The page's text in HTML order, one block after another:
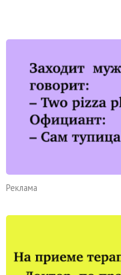
Реклама